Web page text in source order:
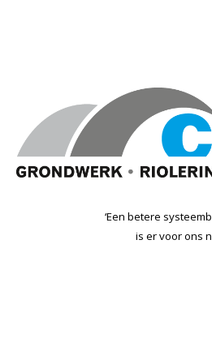
‘Een betere
is er voor ons